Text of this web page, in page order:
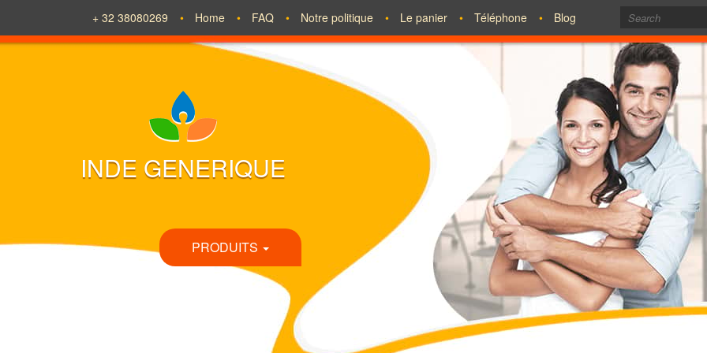
+ 32 38080269 Home FAQ Notre politique Le panier Téléphone Blog
INDE GENERIQUE
PRODUITS